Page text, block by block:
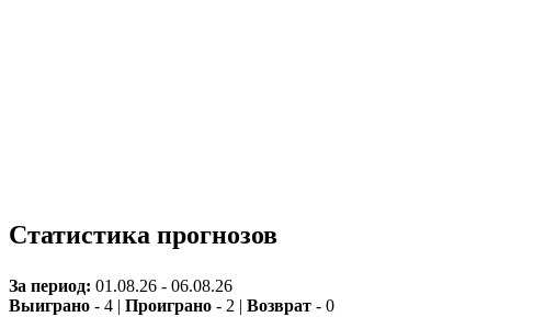
Статистика прогнозов
За период: 01.08.26 - 06.08.26
Выиграно - 4 | Проиграно - 2 | Возврат - 0